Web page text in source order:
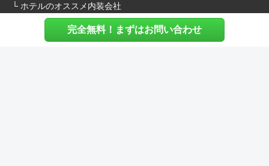
完全無料！まずはお問い合わせ
└ ホテルのオススメ内装会社